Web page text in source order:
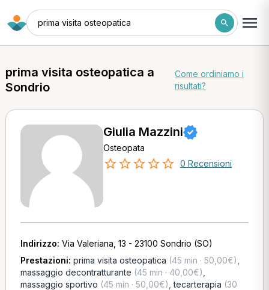
prima visita osteopatica
prima visita osteopatica a
Sondrio
Come ordiniamo i
risultati?
Giulia Mazzini
Osteopata
0 Recensioni
Indirizzo: Via Valeriana, 13 - 23100 Sondrio (SO)
Prestazioni: prima visita osteopatica (45 min · 50,00€)
massaggio decontratturante (45 min · 40,00€)
massaggio sportivo (45 min · 50,00€) ,tecarterapia (30